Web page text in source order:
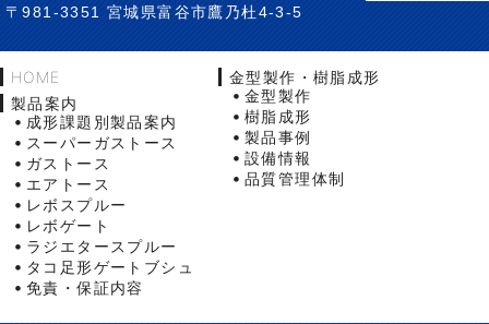
〒981-3351 宮城県富谷市鷹乃杜4-3-5
HOME
製品案内
成形課題別製品案内
スーパーガストース
ガストース
エアトース
レボスプルー
レボゲート
ラジエタースプルー
タコ足形ゲートブシュ
免責・保証内容
金型製作・樹脂成形
金型製作
樹脂成形
製品事例
設備情報
品質管理体制